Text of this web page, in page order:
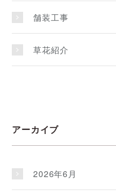
舗装工事
草花紹介
アーカイブ
2026年6月